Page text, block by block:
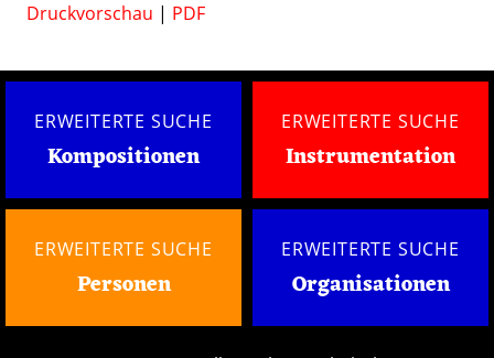
Druckvorschau | PDF
ERWEITERTE SUCHE
Kompositionen
ERWEITERTE SUCHE
Instrumentation
ERWEITERTE SUCHE
Personen
ERWEITERTE SUCHE
Organisationen